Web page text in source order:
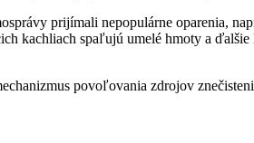
prijímali nepopulárne oparenia,
kachliach spaľujú umelé hmoty a ďalšie
povoľovania zdrojov